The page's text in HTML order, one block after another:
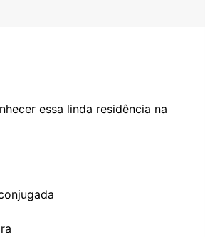
essa linda residência na